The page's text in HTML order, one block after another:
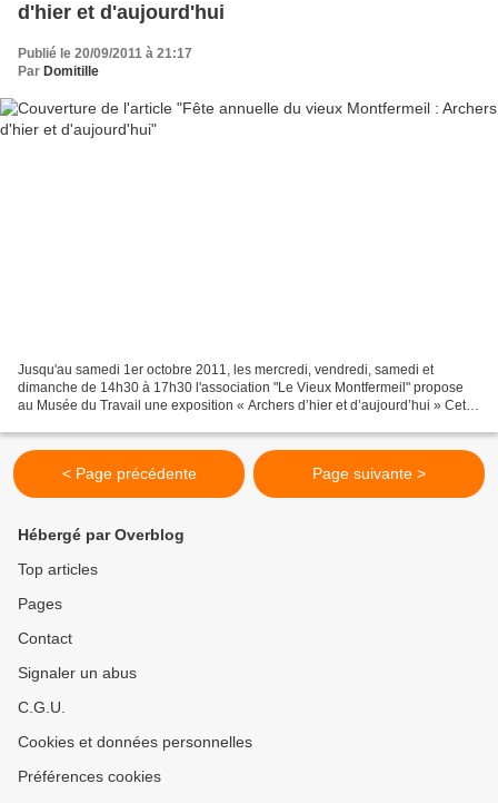
d'hier et d'aujourd'hui
Publié le 20/09/2011 à 21:17
Par Domitille
Jusqu'au samedi 1er octobre 2011, les mercredi, vendredi, samedi et
dimanche de 14h30 à 17h30 l'association "Le Vieux Montfermeil" propose
au Musée du Travail une exposition « Archers d’hier et d’aujourd’hui » Cette
< Page précédente Page suivante >
Hébergé par Overblog
Top articles
Pages
Contact
Signaler un abus
C.G.U.
Cookies et données personnelles
Préférences cookies